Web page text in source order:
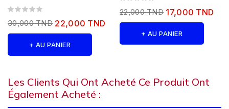
30,000 TND 22,000 TND
+ AU PANIER
22,000 TND 17,000 TND
+ AU PANIER
Les Clients Qui Ont Acheté Ce Produit Ont
Également Acheté :